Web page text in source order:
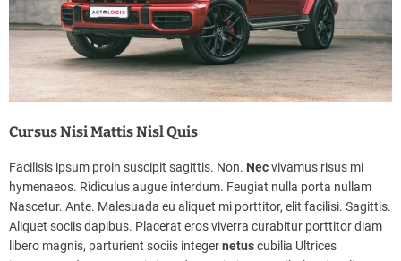
Cursus Nisi Mattis Nisl Quis
Facilisis ipsum proin suscipit sagittis. Non. Necvivamus risus mi
hymenaeos. Ridiculus augue interdum. Feugiat nulla porta nullam
Nascetur. Ante. Malesuada eu aliquet mi porttitor, elit facilisi. Sagittis.
Aliquet sociis dapibus. Placerat eros viverra curabitur porttitor diam
libero magnis, parturient sociis integernetuscubilia Ultrices